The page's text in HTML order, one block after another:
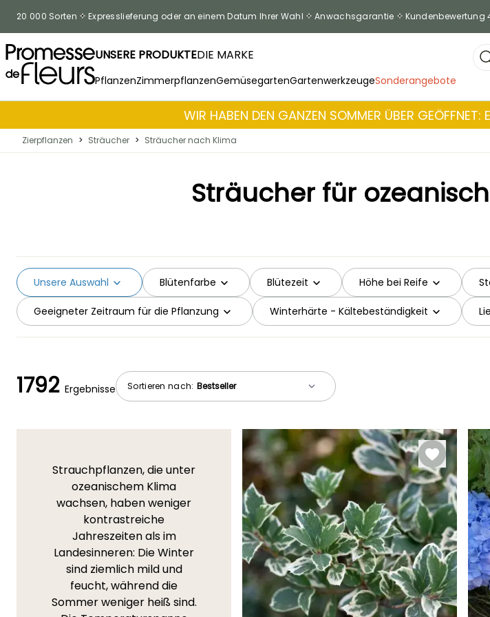
20 000 Sorten Expresslieferung oder an einem Datum Ihrer Wahl Anwachsgarantie Kundenbewertung
UNSERE PRODUKTEDIE MARKE
PflanzenZimmerpflanzenGemüsegartenGartenwerkzeugeSonderangebote
WIR HABEN DEN GANZEN SOMMER ÜBER
Zierpflanzen > Sträucher > Sträucher nach Klima
Sträucher für
Blütenfarbe Blütezeit Höhe bei Reife
Geeigneter Zeitraum für die Pflanzung Winterhärte - Kältebeständigkeit
Unsere Auswahl
Sortieren nach:
1792 Ergebnisse
Strauchpflanzen, die unter
ozeanischem Klima
wachsen, haben weniger
kontrastreiche
Jahreszeiten als im
Landesinneren: Die Winter
sind ziemlich mild und
feucht, während die
Sommer weniger heiß sind.